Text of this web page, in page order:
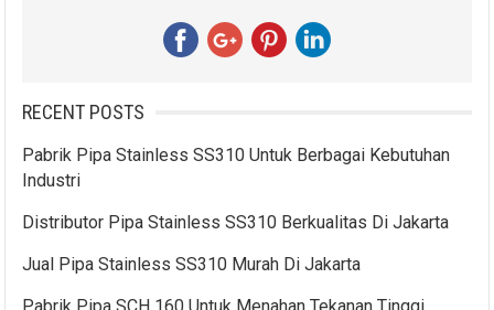
RECENT POSTS
Pabrik Pipa Stainless SS310 Untuk Berbagai Kebutuhan
Industri
Distributor Pipa Stainless SS310 Berkualitas Di Jakarta
Jual Pipa Stainless SS310 Murah Di Jakarta